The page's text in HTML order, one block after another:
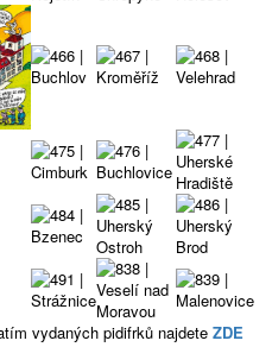
vydaných pidifrků najdete ZDE